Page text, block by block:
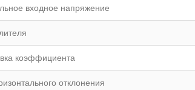
входное напряжение
коэффициента
отклонения